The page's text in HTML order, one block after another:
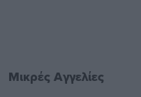
Μικρές Αγγελίες